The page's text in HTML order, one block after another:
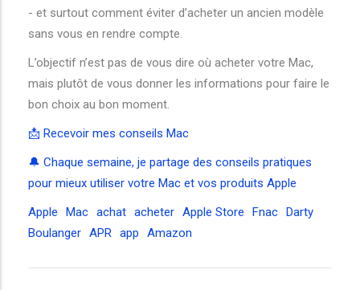
- et surtout comment éviter d’acheter un ancien modèle
sans vous en rendre compte.
L’objectif n’est pas de vous dire où acheter votre Mac,
mais plutôt de vous donner les informations pour faire le
bon choix au bon moment.
📩 Recevoir mes conseils Mac
🔔 Chaque semaine, je partage des conseils pratiques
pour mieux utiliser votre Mac et vos produits Apple
Apple
Mac achat acheter Apple Store Fnac Darty
Boulanger APR app Amazon